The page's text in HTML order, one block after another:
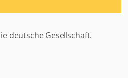
deutsche Gesellschaft.